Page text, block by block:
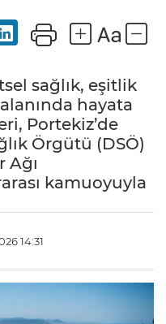
sağlık, eşitlik
hayata
Portekiz’de
Örgütü (DSÖ)
Ağı
kamuoyuyla
14:31